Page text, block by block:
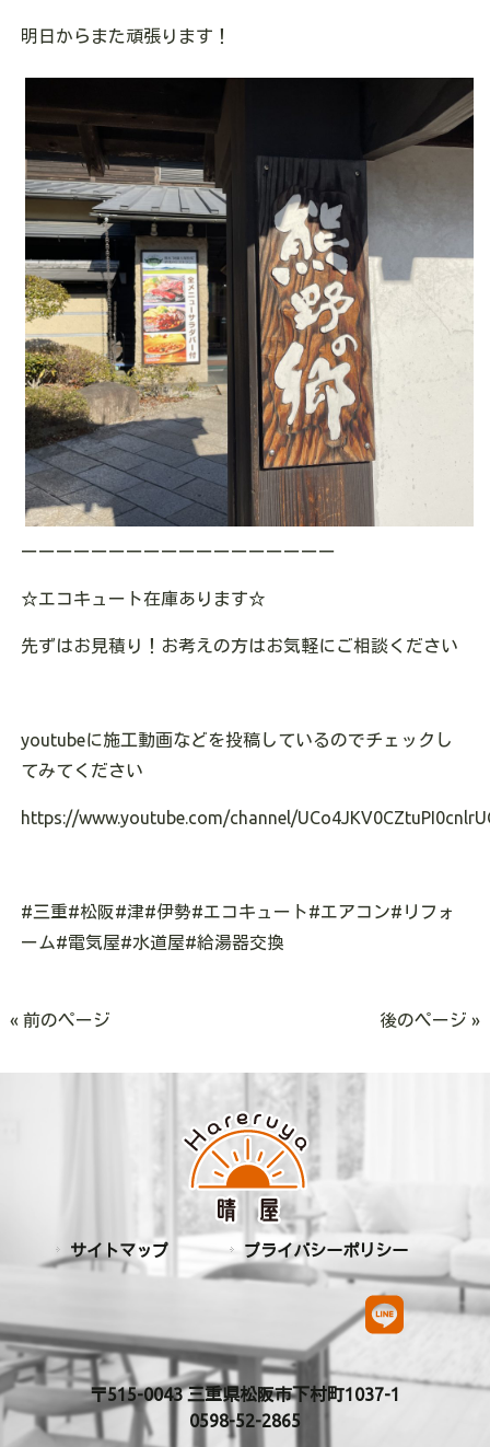
明日からまた頑張ります！
ーーーーーーーーーーーーーーーーーー
☆エコキュート在庫あります☆
先ずはお見積り！お考えの方はお気軽にご相談ください
youtubeに施工動画などを投稿しているのでチェックし
てみてください
https://www.youtube.com/channel/
#三重#松阪#津#伊勢#エコキュート#エアコン#リフォ
ーム#電気屋#水道屋#給湯器交換
« 前のページ 後のページ »
サイトマップ プライバシーポリシー
〒515-0043 三重県松阪市下村町1037-1
0598-52-2865